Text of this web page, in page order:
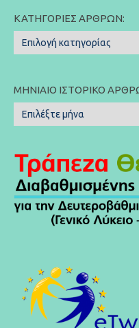
ΚΑΤΗΓΟΡΊΕΣ ΆΡΘΡΩΝ:
Κατηγορίες
Άρθρων:
ΜΗΝΙΑΊΟ ΙΣΤΟΡΙΚΌ
Μηνιαίο
Ιστορικό